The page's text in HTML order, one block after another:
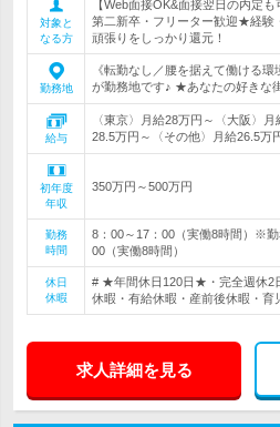
対象と
なる方
【Web面接OK&面接翌日の内定
第二新卒・フリーター歓迎★経
頑張りをしっかり還元！
勤務地
《転勤なし／腰を据えて働ける
が勤務地です♪ ★あなたの好きな
給与
〈東京〉月給28万円～〈大阪〉
28.5万円～〈その他〉月給26.5万
初年度
年収
350万円～500万円
勤務
時間
8：00～17：00（実働8時間）※勤
00（実働8時間）
休日
休暇
# ★年間休日120日★・完全週休2
休暇・有給休暇・産前後休暇・育
求人詳細を見る